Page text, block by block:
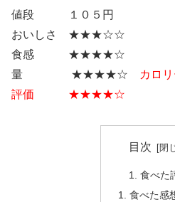
値段 １０５円
おいしさ ★★★☆☆
食感 ★★★★☆
量 ★★★★☆
カロ
評価 ★★★★☆
目次
食べた
食べた感